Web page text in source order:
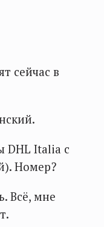
сейчас в
DHL Italia с
Номер?
Всё, мне